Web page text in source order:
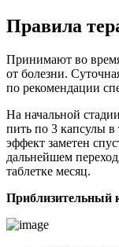
Правила
Принимают во
от болезни.
по рекомендации
На начальной
пить по 3 капсулы в
эффект заметен
дальнейшем
таблетке месяц.
Приблизительный